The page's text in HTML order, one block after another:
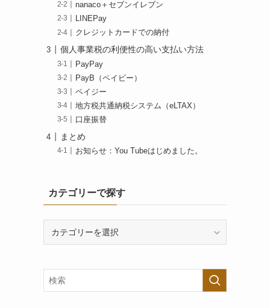
nanaco＋セブンイレブン
LINEPay
クレジットカードでの納付
個人事業税の利便性の高い支払い方法
PayPay
PayB（ペイビー）
ペイジー
地方税共通納税システム（eLTAX）
口座振替
まとめ
お知らせ：You Tubeはじめました。
カテゴリーで探す
ー
で